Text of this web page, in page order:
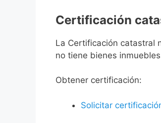
Certificación
La Certificación catastral
no tiene bienes
Obtener certificación:
Solicitar